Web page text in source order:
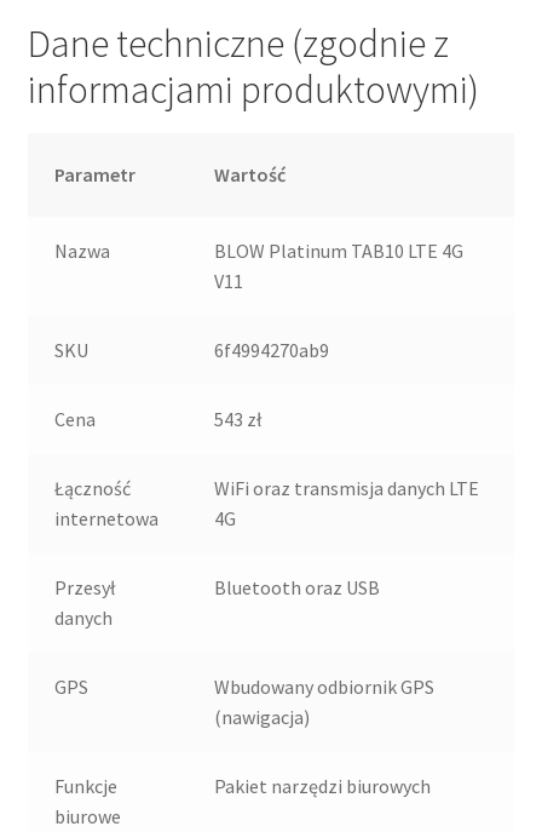
Dane techniczne (zgodnie z
informacjami produktowymi)
Parametr Wartość
Nazwa
BLOW Platinum TAB10 LTE 4G
V11
SKU 6f4994270ab9
Cena 543 zł
Łączność
internetowa
WiFi oraz transmisja danych LTE
4G
Przesył
danych
Bluetooth oraz USB
GPS
Wbudowany odbiornik GPS
(nawigacja)
Funkcje
biurowe
Pakiet narzędzi biurowych